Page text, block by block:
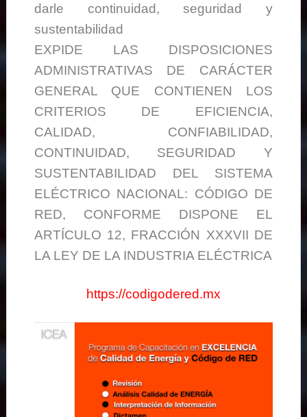
darle continuidad, seguridad y
sustentabilidad
EXPIDE LAS DISPOSICIONES
ADMINISTRATIVAS DE CARÁCTER
GENERAL QUE CONTIENEN LOS
CRITERIOS DE EFICIENCIA,
CALIDAD, CONFIABILIDAD,
CONTINUIDAD, SEGURIDAD Y
SUSTENTABILIDAD DEL SISTEMA
ELÉCTRICO NACIONAL: CÓDIGO DE
RED, CONFORME DISPONE EL
ARTÍCULO 12, FRACCIÓN XXXVII DE
LA LEY DE LA INDUSTRIA ELÉCTRICA
https://codigodered.mx